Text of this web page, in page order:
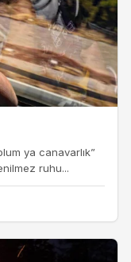
ya canavarlık”
ruhu...